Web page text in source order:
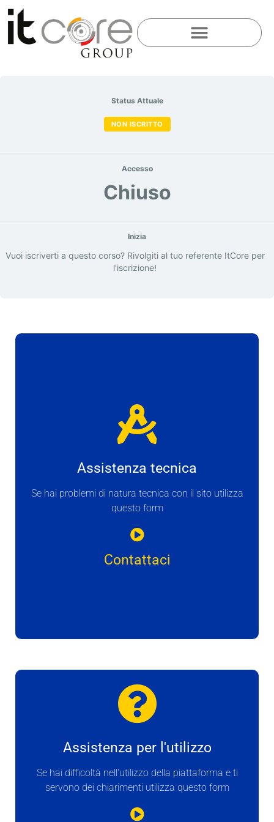
Status Attuale
NON ISCRITTO
Accesso
Chiuso
Inizia
Vuoi iscriverti a questo corso? Rivolgiti al tuo referente ItCore per
l'iscrizione!
Assistenza tecnica
Se hai problemi di natura tecnica con il sito utilizza
questo form
Contattaci
Assistenza per l'utilizzo
Se hai difficoltà nell'utilizzo della piattaforma e ti
servono dei chiarimenti utilizza questo form